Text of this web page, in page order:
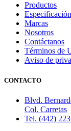
Productos
Especificación
Marcas
Nosotros
Contáctanos
Términos de
Aviso de
CONTACTO
Blvd.
Col. Carretas
Tel. (442)